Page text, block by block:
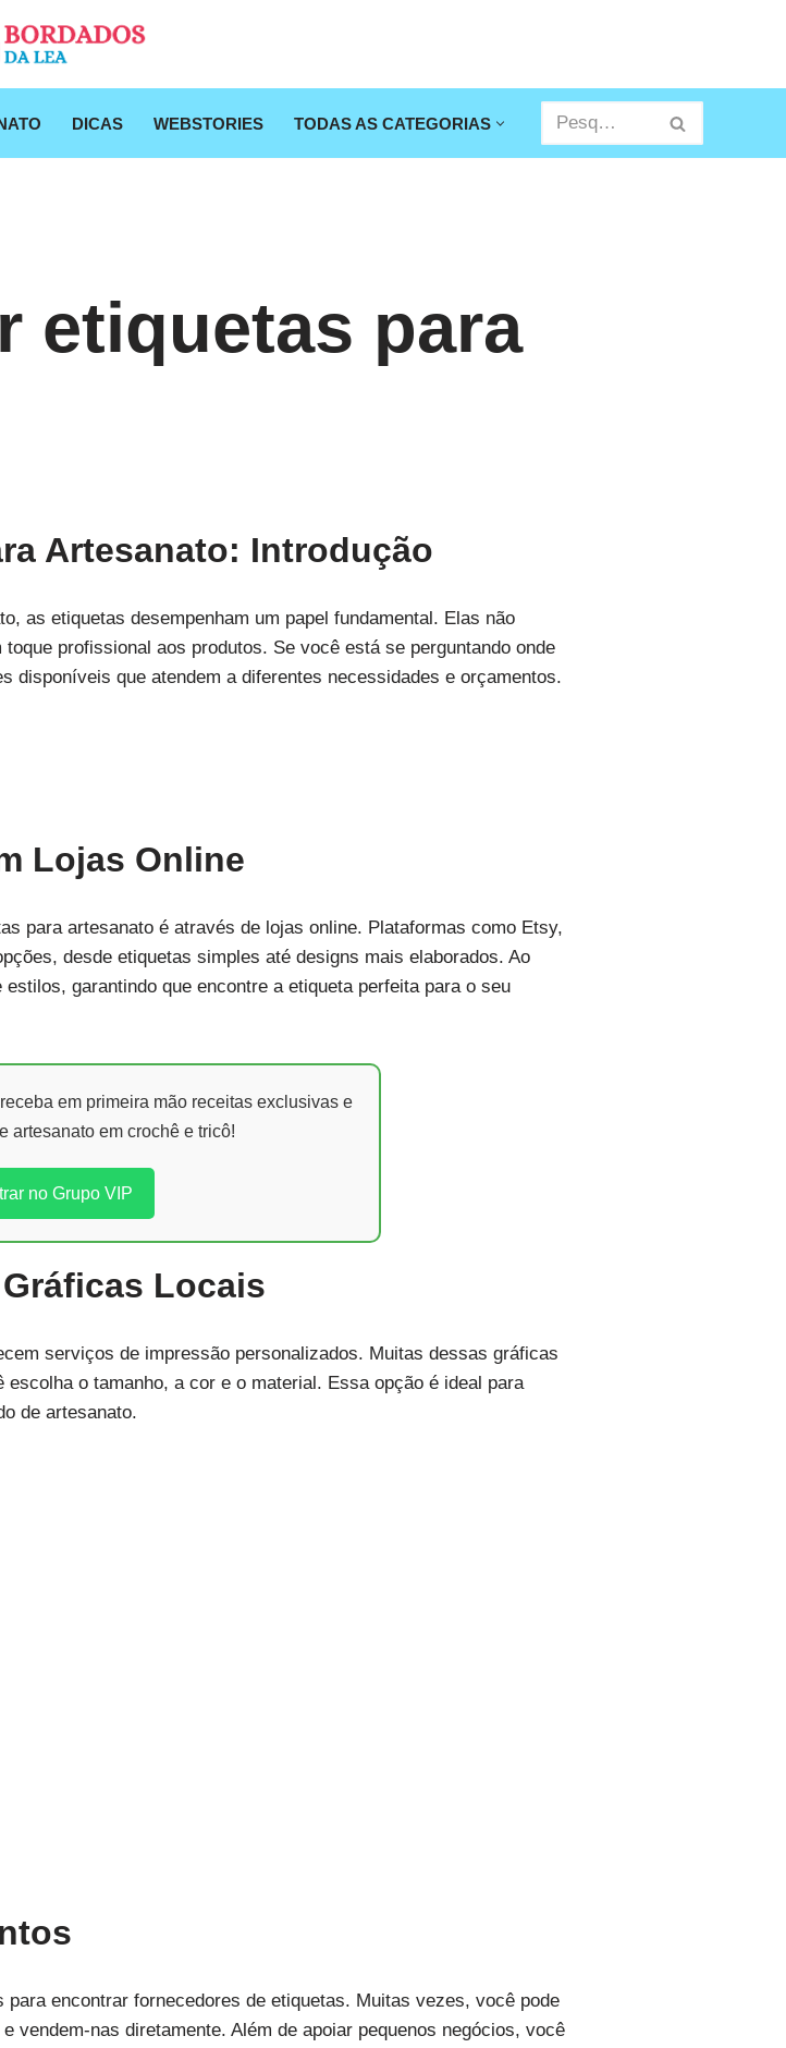
DICAS WEBSTORIES TODAS AS CATEGORIAS
etiquetas para
Artesanato: Introdução
as etiquetas desempenham um papel fundamental. Elas não
profissional aos produtos. Se você está se perguntando onde
disponíveis que atendem a diferentes necessidades e orçamentos.
Lojas Online
para artesanato é através de lojas online. Plataformas como Etsy,
desde etiquetas simples até designs mais elaborados. Ao
garantindo que encontre a etiqueta perfeita para o seu
em primeira mão receitas exclusivas e
artesanato em crochê e tricô!
no Grupo VIP
Locais
serviços de impressão personalizados. Muitas dessas gráficas
o tamanho, a cor e o material. Essa opção é ideal para
de artesanato.
encontrar fornecedores de etiquetas. Muitas vezes, você pode
vendem-nas diretamente. Além de apoiar pequenos negócios, você